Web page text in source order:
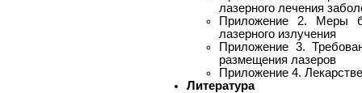
лазерного лечения
Приложение 2. Меры
лазерного излучения
Приложение 3.
размещения лазеров
Приложение 4.
Литература